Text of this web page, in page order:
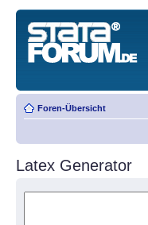
Foren-Übersicht
Latex Generator